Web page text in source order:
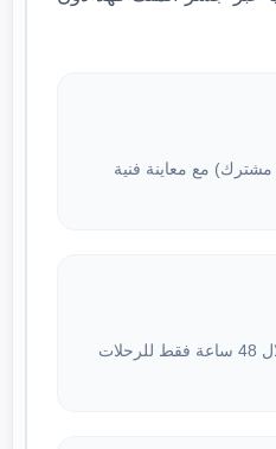
(شحن مشترك) مع معاينة فنية
توصيل “باب إلى باب” خلال 48 ساعة فقط للرحلات